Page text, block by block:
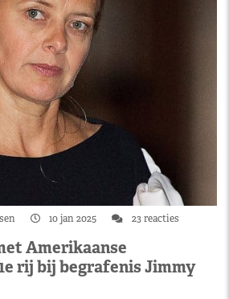
10 jan 2025 23 reacties
Amerikaanse
rij bij begrafenis Jimmy